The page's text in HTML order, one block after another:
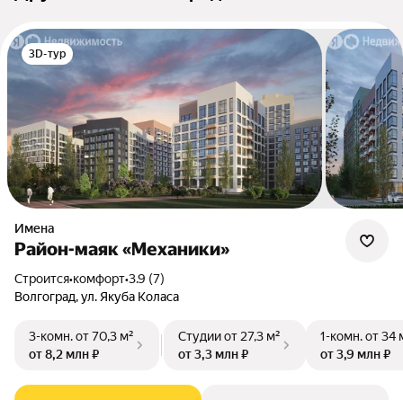
3D-тур
Имена
Район-маяк «Механики»
Строится•комфорт•3.9 (7)
Волгоград, ул. Якуба Коласа
3-комн.от 70,3 м²
от 8,2 млн ₽
Студииот 27,3 м²
от 3,3 млн ₽
1-комн.от 34
от 3,9 млн ₽